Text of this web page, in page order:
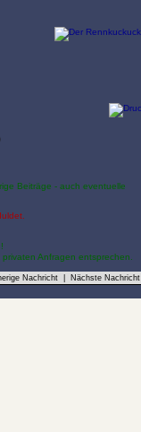
Beiträge - auch eventuelle
Anfragen entsprechen.
Nachricht Nächste Nachricht